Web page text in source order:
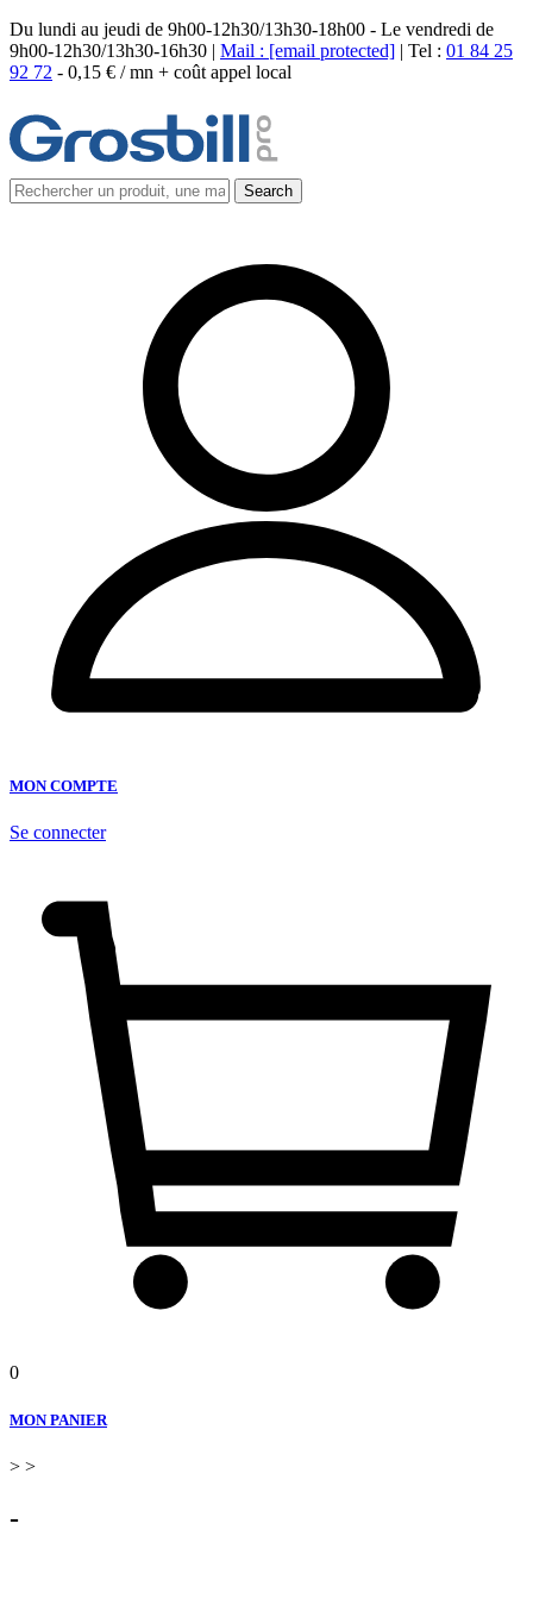
Du lundi au jeudi de 9h00-12h30/13h30-18h00 - Le vendredi de
9h00-12h30/13h30-16h30 | Mail : [email protected] | Tel : 01 84 25
92 72 - 0,15 € / mn + coût appel local
MON COMPTE
Se connecter
0
MON PANIER
> >
-